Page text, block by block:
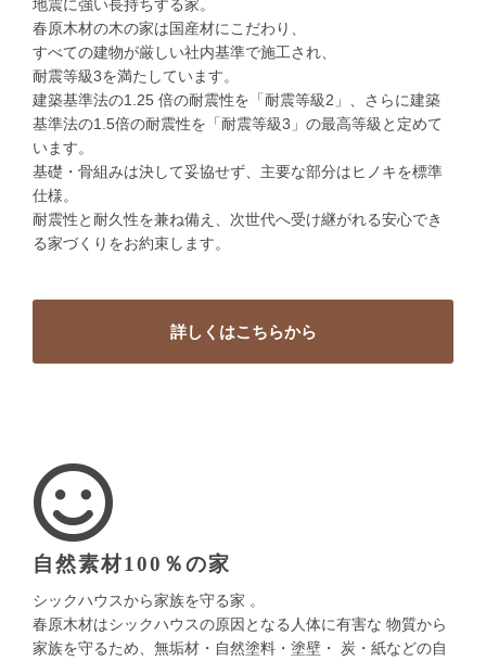
地震に強い長持ちする家。
春原木材の木の家は国産材にこだわり、
すべての建物が厳しい社内基準で施工され、
耐震等級3を満たしています。
建築基準法の1.25 倍の耐震性を「耐震等級2」、さらに建築
基準法の1.5倍の耐震性を「耐震等級3」の最高等級と定めて
います。
基礎・骨組みは決して妥協せず、主要な部分はヒノキを標準
仕様。
耐震性と耐久性を兼ね備え、次世代へ受け継がれる安心でき
る家づくりをお約束します。
詳しくはこちらから
自然素材100％の家
シックハウスから家族を守る家 。
春原木材はシックハウスの原因となる人体に有害な 物質から
家族を守るため、無垢材・自然塗料・塗壁・ 炭・紙などの自